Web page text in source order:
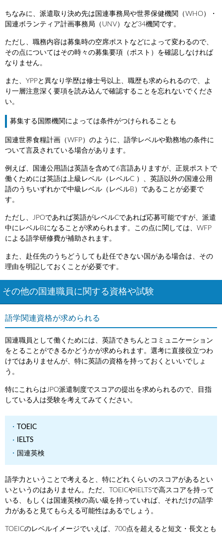
ちなみに、派遣取り決め先は国連事務局や世界保健機関（WHO）・
国連ボランティア計画事務局（UNV）など34機関です。
ただし、職務内容は募集時の空席ポストなどによって変わるので、
その点についてはその時々の募集要項（ポスト）を確認しなければ
なりません。
また、YPPと異なり学歴は修士号以上、職歴も求められるので、よ
り一層注意深く要項を読み込んで確認することを忘れないでくださ
い。
募集する国際機関によっては条件がつけられることも
国連世界食糧計画（WFP）のように、語学レベルや勤務地の条件に
ついて言及されている場合があります。
例えば、国連公用語は英語を含めて6言語ありますが、正規ポストで
働くためには英語は上級レベル（レベルC ）、英語以外の国連公用
語のうちいずれかで中級レベル（レベルB）であることが必要で
す。
ただし、JPOであれば英語がレベルCであれば応募可能ですが、派遣
中にレベルBになることが求められます。この点に関しては、WFP
による語学研修費が補助されます。
また、赴任先のうちどうしても赴任できない国がある場合は、その
理由を明記しておくことが必要です。
その他の国連職員に関する資格や試験
語学関連資格が求められる
国連職員として働くためには、英語できちんとコミュニケーション
をとることができるかどうかが求められます。選考に直接役立つわ
けではありませんが、特に英語の資格を持っておくといいでしょ
う。
特にこれらはJPO派遣制度でスコアの提出を求められるので、目指
している人は受験を考えてみてください。
TOEIC
IELTS
国連英検
語学力ということで考えると、特にどれくらいのスコアがあるとい
いというのはありません。ただ、TOEICやIELTSで高スコアを持って
いる、もしくは国連英検の高い級を持っていれば、それだけの語学
力があると見てもらえる可能性はあるでしょう。
TOEICのレベルイメージでいえば、700点を超えると短文・長文とも